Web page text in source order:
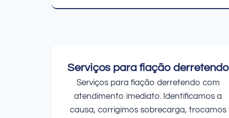
Serviços para fiação derretendo
Serviços para fiação derretendo com
atendimento imediato. Identificamos a
causa, corrigimos sobrecarga, trocamos